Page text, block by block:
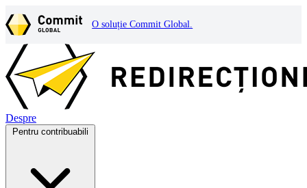
O soluție Commit Global.
Despre
Pentru contribuabili